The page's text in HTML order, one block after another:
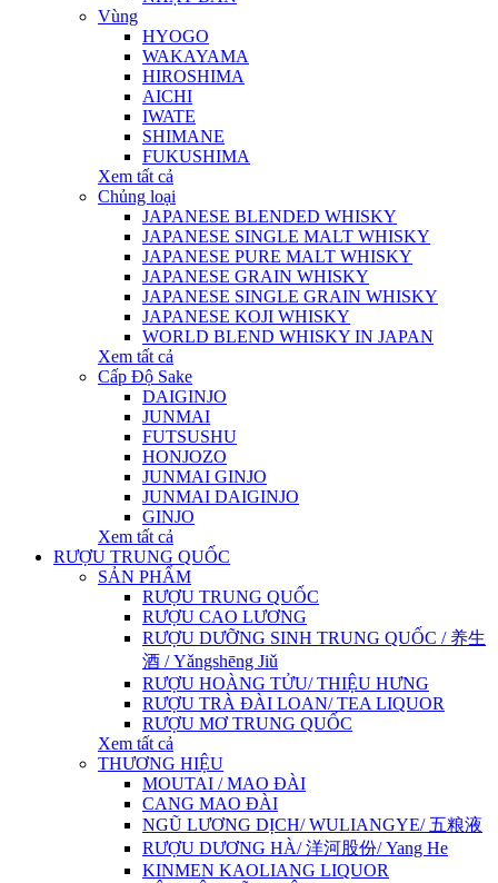
Vùng
HYOGO
WAKAYAMA
HIROSHIMA
AICHI
IWATE
SHIMANE
FUKUSHIMA
Xem tất cả
Chủng loại
JAPANESE BLENDED WHISKY
JAPANESE SINGLE MALT WHISKY
JAPANESE PURE MALT WHISKY
JAPANESE GRAIN WHISKY
JAPANESE SINGLE GRAIN WHISKY
JAPANESE KOJI WHISKY
WORLD BLEND WHISKY IN JAPAN
Xem tất cả
Cấp Độ Sake
DAIGINJO
JUNMAI
FUTSUSHU
HONJOZO
JUNMAI GINJO
JUNMAI DAIGINJO
GINJO
Xem tất cả
RƯỢU TRUNG QUỐC
SẢN PHẨM
RƯỢU TRUNG QUỐC
RƯỢU CAO LƯƠNG
RƯỢU DƯỠNG SINH TRUNG QUỐC / 养生
酒 / Yǎngshēng Jiǔ
RƯỢU HOÀNG TỬU/ THIỆU HƯNG
RƯỢU TRÀ ĐÀI LOAN/ TEA LIQUOR
RƯỢU MƠ TRUNG QUỐC
Xem tất cả
THƯƠNG HIỆU
MOUTAI / MAO ĐÀI
CANG MAO ĐÀI
NGŨ LƯƠNG DỊCH/ WULIANGYE/ 五粮液
RƯỢU DƯƠNG HÀ/ 洋河股份/ Yang He
KINMEN KAOLIANG LIQUOR